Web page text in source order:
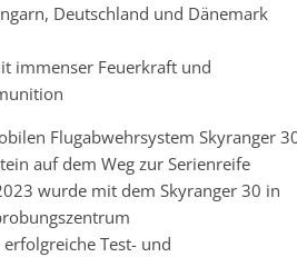
Deutschland und Dänemark
immenser Feuerkraft und
Flugabwehrsystem Skyranger
auf dem Weg zur Serienreife
wurde mit dem Skyranger 30 in
Test- und